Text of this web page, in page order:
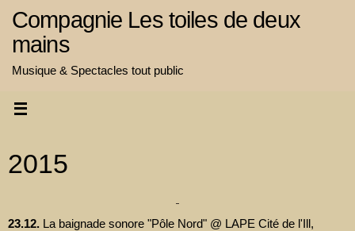
Passer
contenu
Compagnie Les toiles de deux
mains
Musique & Spectacles tout public
2015
23.12. La baignade sonore "Pôle Nord" @ LAPE Cité de l'Ill,